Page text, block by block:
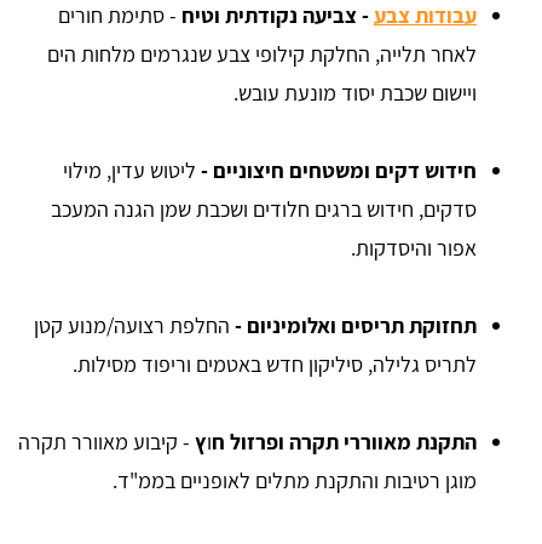
עבודות צבע- צביעה נקודתית וטיח - סתימת חורים
לאחר תלייה, החלקת קילופי צבע שנגרמים מלחות הים
ויישום שכבת יסוד מונעת עובש.
חידוש דקים ומשטחים חיצוניים - ליטוש עדין, מילוי
סדקים, חידוש ברגים חלודים ושכבת שמן הגנה המעכב
אפור והיסדקות.
תחזוקת תריסים ואלומיניום - החלפת רצועה/מנוע קטן
לתריס גלילה, סיליקון חדש באטמים וריפוד מסילות.
התקנת מאווררי תקרה ופרזול חוץ - קיבוע מאוורר תקרה
מוגן רטיבות והתקנת מתלים לאופניים בממ"ד.